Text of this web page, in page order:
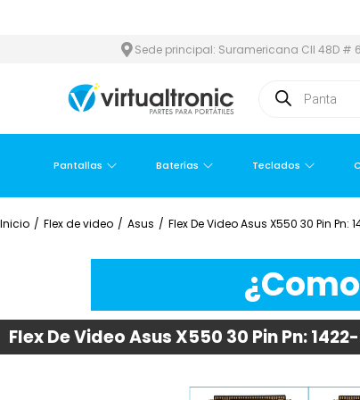
Sede principal: Suramericana Cll 48D #
Pantallas Baterías Teclados
Inicio / Flex de video / Asus / Flex De Video Asus X550 30 Pin Pn:
Flex De Video Asus X550 30 Pin Pn: